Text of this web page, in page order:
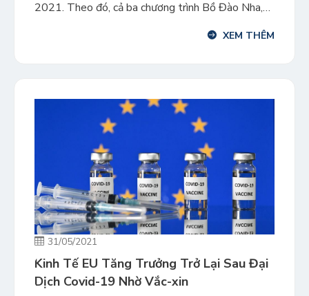
2021. Theo đó, cả ba chương trình Bồ Đào Nha,
bảng xếp hạng này. Chương trình thị thực vàngXEM THÊM
31/05/2021
Kinh Tế EU Tăng Trưởng Trở Lại Sau Đại
Dịch Covid-19 ​Nhờ Vắc-xin